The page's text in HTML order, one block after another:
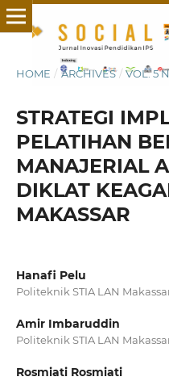
HOME / ARCHIVES / VOL. 5
STRATEGI
PELATIHAN
MANAJERIAL
DIKLAT
MAKASSAR
Hanafi Pelu
Politeknik STIA LAN
Amir Imbaruddin
Politeknik STIA LAN
Rosmiati Rosmiati